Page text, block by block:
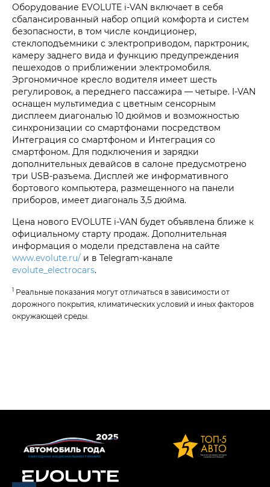
Оборудование EVOLUTE i‑VAN включает в себя
сбалансированный набор опций комфорта и систем
безопасности, в том числе кондиционер,
стеклоподъемники с электроприводом, парктроник,
камеру заднего вида и функцию предупреждения
пешеходов о приближении электромобиля.
Эргономичное кресло водителя имеет шесть
регулировок, а переднего пассажира — четыре. I-VAN
оснащен мультимедиа с цветным сенсорным
дисплеем диагональю 10 дюймов и возможностью
синхронизации со смартфонами посредством
Интеграция со смартфоном и Интеграция со
смартфоном. Для подключения и зарядки
дополнительных девайсов в салоне предусмотрено
три USB-разъема. Дисплей же информативного
бортового компьютера, размещенного на панели
приборов, имеет диагональ 3,5 дюйма.
Цена нового EVOLUTE i‑VAN будет объявлена ближе к
официальному старту продаж. Дополнительная
информация о модели представлена на сайте
www.evolute.ru/ и в Telegram-канале
evolute_electrocars.
1 Реальные показания могут отличаться в зависимости от
дорожного покрытия, климатических условий и иных факторов
окружающей среды.